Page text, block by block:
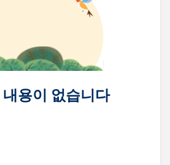
용이 없습니다